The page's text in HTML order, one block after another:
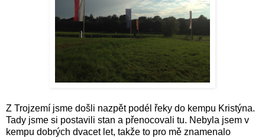
Z Trojzemí jsme došli nazpět podél řeky do kempu Kristýna.
Tady jsme si postavili stan a přenocovali tu. Nebyla jsem v
kempu dobrých dvacet let, takže to pro mě znamenalo